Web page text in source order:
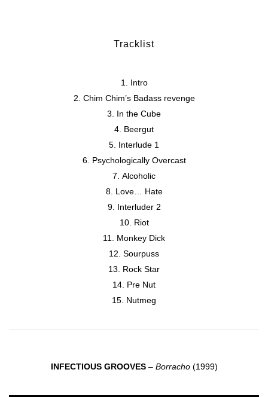
Tracklist
Intro
Chim Chim’s Badass revenge
In the Cube
Beergut
Interlude 1
Psychologically Overcast
Alcoholic
Love… Hate
Interluder 2
Riot
Monkey Dick
Sourpuss
Rock Star
Pre Nut
Nutmeg
INFECTIOUS GROOVES – Borracho(1999)